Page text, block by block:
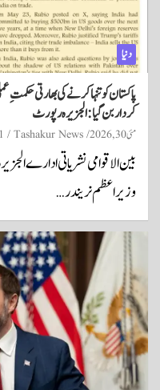
دنیا
پاکستان کو تنہا کرنے کی بھارتی حکمتِ
کردار بن گیا: الجزیرہ رپورٹ
مئی 30, 2026 Tashakur News
1 Comment
بین الاقوامی نشریاتی ادارے
وزیراعظم نریندر…